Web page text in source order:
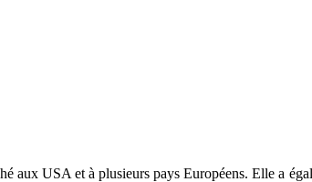
aux USA et à plusieurs pays Européens. Elle a